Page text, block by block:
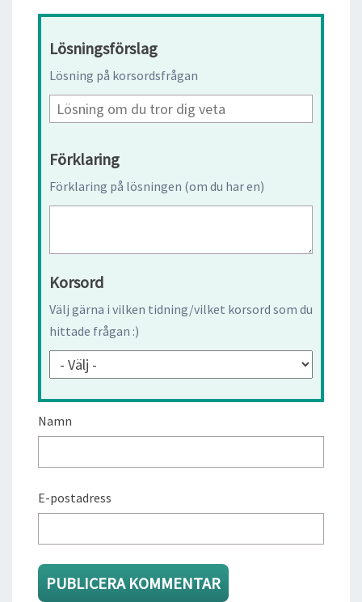
Lösningsförslag
Lösning på korsordsfrågan
Förklaring
Förklaring på lösningen (om du har en)
Korsord
Välj gärna i vilken tidning/vilket korsord som du
hittade frågan :)
Namn
E-postadress